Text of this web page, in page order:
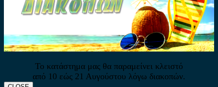
Το κατάστημα μας θα παραμείνει κλειστό
από 10 εώς 21 Αυγούστου λόγω διακοπών.